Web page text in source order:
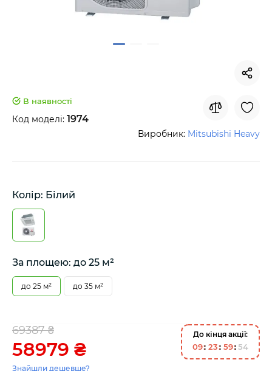
В наявності
Код моделі: 1974
Виробник: Mitsubishi Heavy
Колір: Білий
За площею: до 25 м²
до 25 м² до 35 м²
69387 ₴
58979 ₴
Знайшли дешевше?
До кінця акції:
09 23 59 54